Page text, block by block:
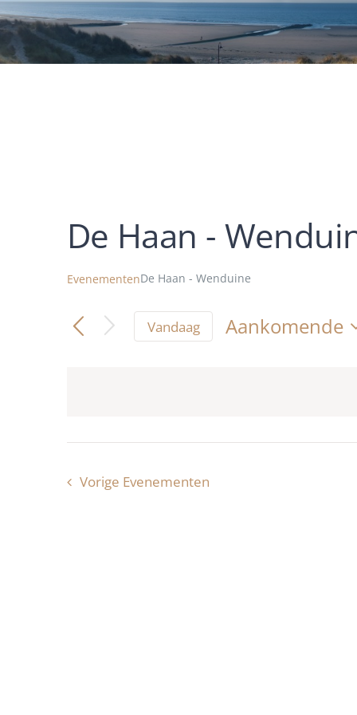
De Haan -
EvenementenDe Haan - Wenduine
Vandaag
Aankomende
Vorige Evenementen